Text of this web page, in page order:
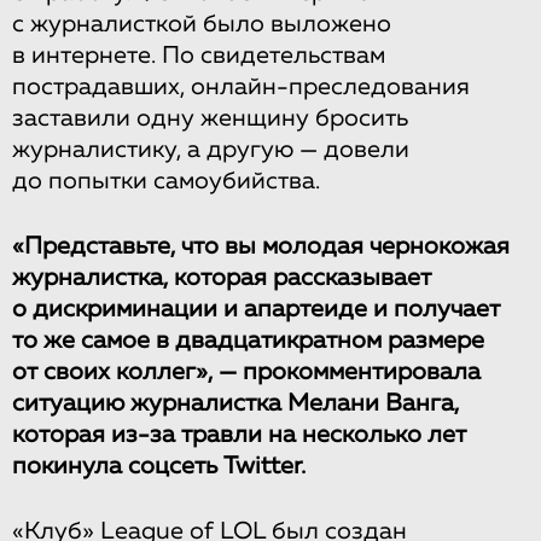
с журналисткой было выложено
в интернете. По свидетельствам
пострадавших, онлайн-преследования
заставили одну женщину бросить
журналистику, а другую — довели
до попытки самоубийства.
«Представьте, что вы молодая чернокожая
журналистка, которая рассказывает
о дискриминации и апартеиде и получает
то же самое в двадцатикратном размере
от своих коллег», — прокомментировала
ситуацию журналистка Мелани Ванга,
которая из-за травли на несколько лет
покинула соцсеть Twitter.
«Клуб» League of LOL был создан